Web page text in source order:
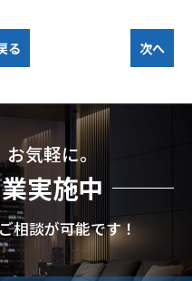
る 次へ
気軽に。
実施中
相談が可能です！